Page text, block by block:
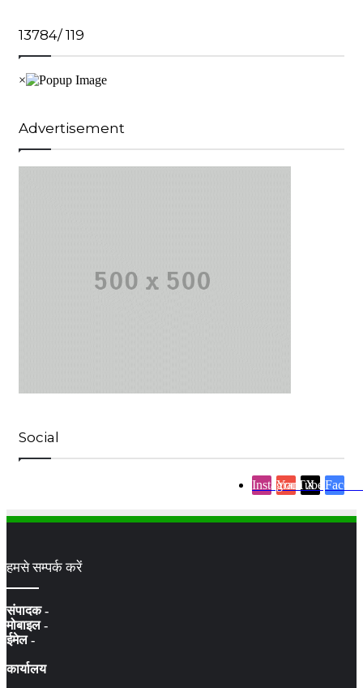
13784/ 119
Advertisement
Social
X
YouTube
Instagram
हमसे सम्पर्क करें
संपादक -
मोबाइल -
ईमेल -
कार्यालय